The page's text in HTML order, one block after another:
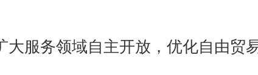
大服务领域自主开放，优化自由贸